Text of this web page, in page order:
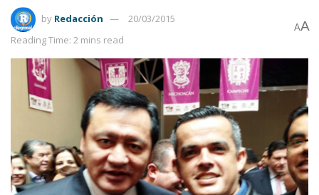
by Redacción
20/03/2015
Reading Time: 2 mins read
AA